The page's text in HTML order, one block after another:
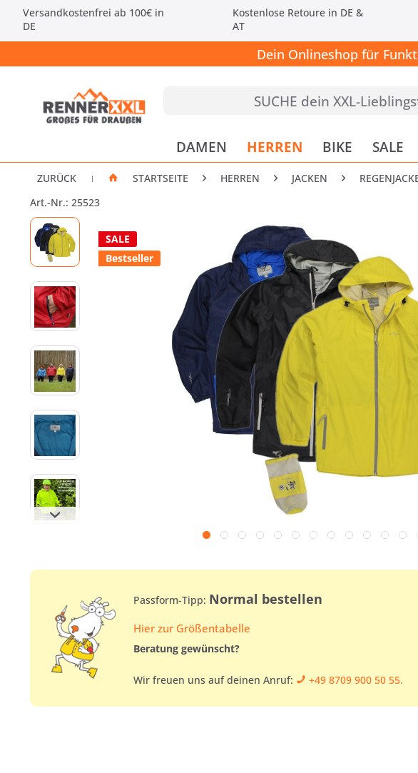
Versandkostenfrei ab 100€ in
DE
Kostenlose Retoure in DE &
AT
Dein Onlineshop für
DAMEN HERREN BIKE SALE
ZURÜCK | STARTSEITE HERREN JACKEN
SALE
Bestseller
Passform-Tipp: Normal bestellen
Hier zur Größentabelle
Beratung gewünscht?
Wir freuen uns auf deinen Anruf: +49 8709 900 50 55.
Art.-Nr.: 25523